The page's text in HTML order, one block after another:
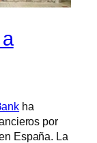
ha
por
España. La